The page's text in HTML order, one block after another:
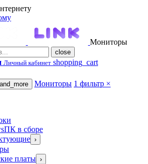
Мониторы
close
Личный кабинет shopping_cart
Мониторы 1 фильтр ×
ПК в сборе
›
платы ›